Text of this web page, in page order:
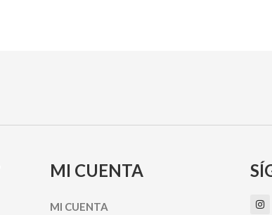
MI CUENTA
MI CUENTA
I
n